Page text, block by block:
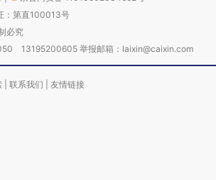
：第直100013号
必究
13195200605 举报邮箱：laixin@caixin.com
联系我们 友情链接